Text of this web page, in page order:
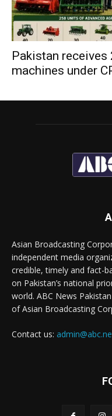
Pakistan receives
machines under
Asian Broadcasting
independent media
credible, timely and fact-
on Pakistan’s national
world. ABC News
of Asian Broadcasting
Contact us: